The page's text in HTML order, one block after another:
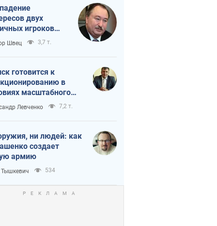
двух
игроков
тайный план
и Путина?
Швец 3,7 т.
готовится к
в
масштабного
кризиса
Левченко 7,2 т.
ни людей: как
создает
армию
Тышкевич 534